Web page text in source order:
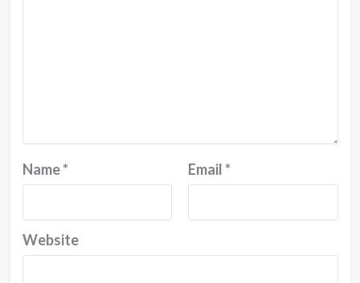
Name* Email*
Website